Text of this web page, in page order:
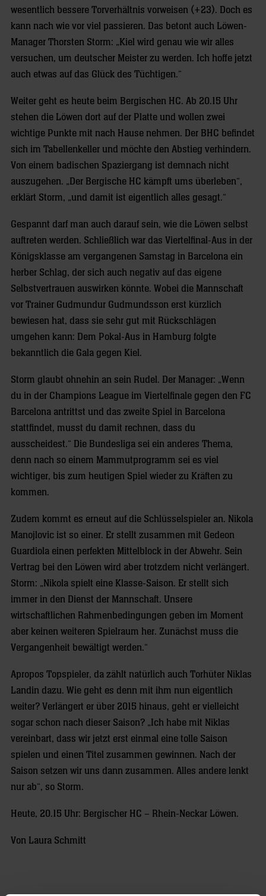
wesentlich bessere Torverhältnis vorweisen (+23). Doch es
kann nach wie vor viel passieren. Das betont auch Löwen-
Manager Thorsten Storm: „Kiel wird genau wie wir alles
versuchen, um deutscher Meister zu werden. Ich hoffe jetzt
auch etwas auf das Glück des Tüchtigen.“
Weiter geht es heute beim Bergischen HC. Ab 20.15 Uhr
stehen die Löwen dort auf der Platte und wollen zwei
wichtige Punkte mit nach Hause nehmen. Der BHC befindet
sich im Tabellenkeller und möchte den Abstieg verhindern.
Von einem badischen Spaziergang ist demnach nicht
auszugehen. „Der Bergische HC kämpft ums überleben“,
erklärt Storm, „und damit ist eigentlich alles gesagt.“
Gespannt darf man auch darauf sein, wie die Löwen selbst
auftreten werden. Schließlich war das Viertelfinal-Aus in der
Königsklasse am vergangenen Samstag in Barcelona ein
herber Schlag, der sich auch negativ auf das eigene
Selbstvertrauen auswirken könnte. Wobei die Mannschaft
vor Trainer Gudmundur Gudmundsson erst kürzlich
bewiesen hat, dass sie sehr gut mit Rückschlägen
umgehen kann: Dem Pokal-Aus in Hamburg folgte
bekanntlich die Gala gegen Kiel.
Storm glaubt ohnehin an sein Rudel. Der Manager: „Wenn
du in der Champions League im Viertelfinale gegen den FC
Barcelona antrittst und das zweite Spiel in Barcelona
stattfindet, musst du damit rechnen, dass du
ausscheidest.“ Die Bundesliga sei ein anderes Thema,
denn nach so einem Mammutprogramm sei es viel
wichtiger, bis zum heutigen Spiel wieder zu Kräften zu
kommen.
Zudem kommt es erneut auf die Schlüsselspieler an. Nikola
Manojlovic ist so einer. Er stellt zusammen mit Gedeon
Guardiola einen perfekten Mittelblock in der Abwehr. Sein
Vertrag bei den Löwen wird aber trotzdem nicht verlängert.
Storm: „Nikola spielt eine Klasse-Saison. Er stellt sich
immer in den Dienst der Mannschaft. Unsere
wirtschaftlichen Rahmenbedingungen geben im Moment
aber keinen weiteren Spielraum her. Zunächst muss die
Vergangenheit bewältigt werden.“
Apropos Topspieler, da zählt natürlich auch Torhüter Niklas
Landin dazu. Wie geht es denn mit ihm nun eigentlich
weiter? Verlängert er über 2015 hinaus, geht er vielleicht
sogar schon nach dieser Saison? „Ich habe mit Niklas
vereinbart, dass wir jetzt erst einmal eine tolle Saison
spielen und einen Titel zusammen gewinnen. Nach der
Saison setzen wir uns dann zusammen. Alles andere lenkt
nur ab“, so Storm.
Heute, 20.15 Uhr: Bergischer HC – Rhein-Neckar Löwen.
Von Laura Schmitt